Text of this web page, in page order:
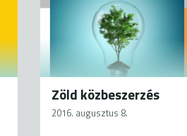
Zöld közbeszerzés
2016. augusztus 8.